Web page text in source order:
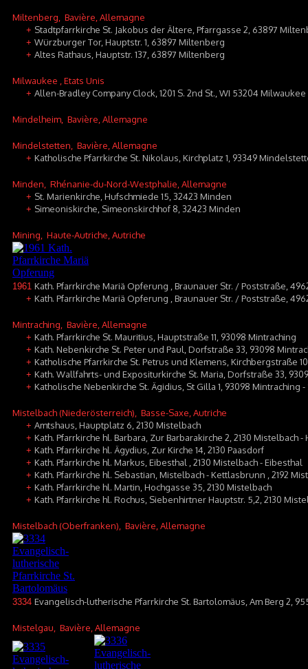
Miltenberg , Bavière, Allemagne
+ Stadtpfarrkirche St. Jakobus der Ältere, Pfarrgasse 2, 63897
+ Würzburger Tor, Hauptstr. 1, 63897 Miltenberg
+ Altes Rathaus, Hauptstr. 137, 63897 Miltenberg
Milwaukee , Etats Unis
+ Allen-Bradley Company Clock, 1201 S. 2nd St., WI 53204 Milwaukee
Mindelheim , Bavière, Allemagne
Mindelstetten , Bavière, Allemagne
+ Katholische Pfarrkirche St. Nikolaus, Kirchplatz 1, 93349
Minden , Rhénanie-du-Nord-Westphalie, Allemagne
+ St. Marienkirche, Hufschmiede 15, 32423 Minden
+ Simeoniskirche, Simeonskirchhof 8, 32423 Minden
Mining , Haute-Autriche, Autriche
1961 Kath. Pfarrkirche Mariä Opferung , Braunauer Str. / Poststraße,
+ Kath. Pfarrkirche Mariä Opferung , Braunauer Str. / Poststraße,
Mintraching , Bavière, Allemagne
+ Kath. Pfarrkirche St. Mauritius, Hauptstraße 11, 93098 Mintraching
+ Kath. Nebenkirche St. Peter und Paul, Dorfstraße 33, 93098
+ Katholische Pfarrkirche St. Petrus und Klemens, Kirchbergstraße
+ Kath. Wallfahrts- und Expositurkirche St. Maria, Dorfstraße 33,
+ Katholische Nebenkirche St. Ägidius, St Gilla 1, 93098 Mintraching
Mistelbach (Niederösterreich) , Basse-Saxe, Autriche
+ Amtshaus, Hauptplatz 6, 2130 Mistelbach
+ Kath. Pfarrkirche hl. Barbara, Zur Barbarakirche 2, 2130 Mistelbach
+ Kath. Pfarrkirche hl. Ägydius, Zur Kirche 14, 2130 Paasdorf
+ Kath. Pfarrkirche hl. Markus, Eibesthal , 2130 Mistelbach - Eibesthal
+ Kath. Pfarrkirche hl. Sebastian, Mistelbach - Kettlasbrunn , 2192
+ Kath. Pfarrkirche hl. Martin, Hochgasse 35, 2130 Mistelbach
+ Kath. Pfarrkirche hl. Rochus, Siebenhirtner Hauptstr. 5,2, 2130
Mistelbach (Oberfranken) , Bavière, Allemagne
3334 Evangelisch-lutherische Pfarrkirche St. Bartolomäus, Am Berg 2,
Mistelgau , Bavière, Allemagne